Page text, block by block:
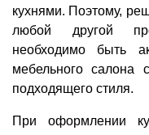
кухнями. Поэтому,
любой другой
необходимо быть
мебельного салона
подходящего стиля.
При оформлении